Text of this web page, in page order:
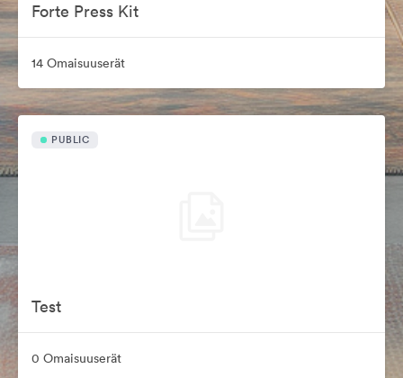
Forte Press Kit
14 Omaisuuserät
PUBLIC
Test
0 Omaisuuserät